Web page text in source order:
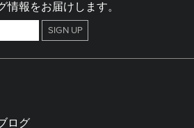
情報をお届けします。
ログ